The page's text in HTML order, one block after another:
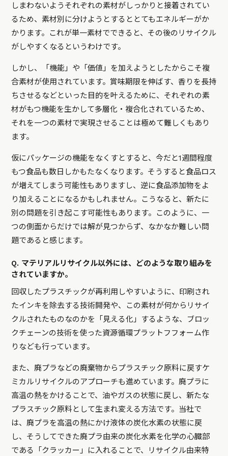
しまわないようそれぞれの素材がしっかりと接着されてい
るため、素材別に分けようとするととてもエネルギーがか
かります。これが単一素材でできると、その後のリサイクル
がしやすくなるというわけです。
しかし、「機能」や「価値」を加えようとしたからこそ複
合素材が使用されています。賞味期限を伸ばす、香りを長持
ちさせるなどといった目的を叶えるために、それぞれの素
材がもつ機能を生かして多層化・複合化されているため、
それを一つの素材で実現させることは極めて難しくもあり
ます。
仮にパッケージの機能をなくすとすると、今だと1週間程度
もつ食品も数日しかもたなくなります。そうすると食品ロス
が増えてしまう可能性もありますし、逆に食品添加物をよ
り加えることになるかもしれません。こうなると、新たに
別の問題を引き起こす可能性もあります。このように、一
つの側面からだけでは解が見つからず、なかなか難しい問
題であると感じます。
Q. マテリアルリサイクル以外には、どのような取り組みを
されていますか。
回収したプラスチックが再利用しやすいように、印刷され
たインキを除去する技術開発や、この素材が何からリサイ
クルされたものなのかを「見える化」するような、ブロッ
クチェーンの技術を使った資源循環プラットフフォーム作
りなども行っています。
また、廃プラなどの廃棄物からプラスチック原料に戻すケ
ミカルリサイクルのアプローチも進めています。廃プラに
高温の熱をかけることで、油やガスの状態に戻し、新たな
プラスチック原料として生まれ変える方法です。当社で
は、廃プラを高温の熱にかけ液体の炭化水素の状態に戻
し、そうしてできた廃プラ由来の炭化水素を化学の心臓部
である「クラッカー」に入れることで、リサイクル由来特